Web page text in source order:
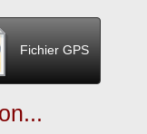
Fichier GPS